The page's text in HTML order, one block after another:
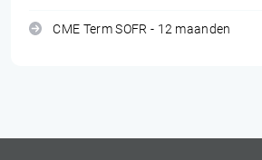
CME Term SOFR - 12 maanden